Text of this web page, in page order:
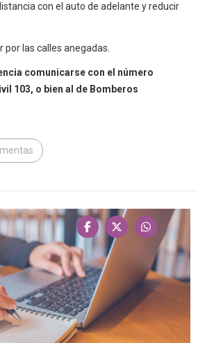
con el auto de adelante y reducir
por las calles anegadas.
comunicarse con el número
103, o bien al de Bomberos